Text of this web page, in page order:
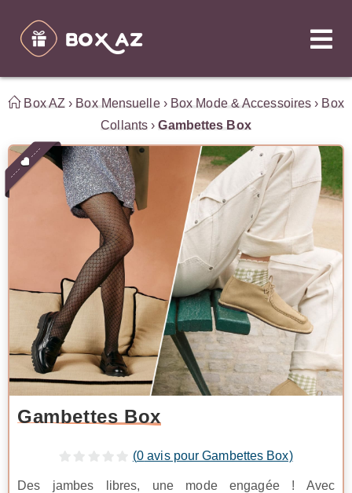
Box AZ › Box Mensuelle› Box Mode & Accessoires › Box
Collants ›Gambettes Box
Gambettes Box
(0 avis pour Gambettes Box)
Des jambes libres, une mode engagée ! Avec